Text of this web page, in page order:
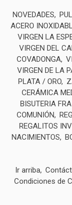
NOVEDADES
ACERO
VIRGEN LA
VIRGEN DEL
COVADONGA
VIRGEN DE LA
PLATA / ORO
CERÁMICA
BISUTERIA
COMUNIÓN
REGALITOS
NACIMIENTOS
Ir arriba
Condiciones de